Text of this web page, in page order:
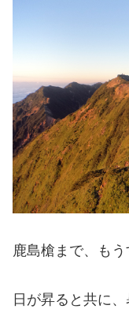
鹿島槍まで、もう
日が昇ると共に、